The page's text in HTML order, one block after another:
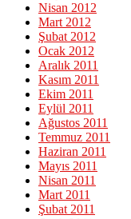
Nisan 2012
Mart 2012
Şubat 2012
Ocak 2012
Aralık 2011
Kasım 2011
Ekim 2011
Eylül 2011
Ağustos 2011
Temmuz 2011
Haziran 2011
Mayıs 2011
Nisan 2011
Mart 2011
Şubat 2011